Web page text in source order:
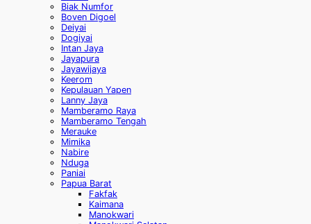
Biak Numfor
Boven Digoel
Deiyai
Dogiyai
Intan Jaya
Jayapura
Jayawijaya
Keerom
Kepulauan Yapen
Lanny Jaya
Mamberamo Raya
Mamberamo Tengah
Merauke
Mimika
Nabire
Nduga
Paniai
Papua Barat
Fakfak
Kaimana
Manokwari